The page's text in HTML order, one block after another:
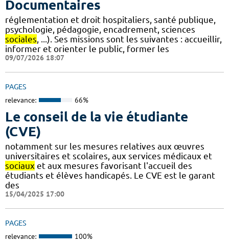
Documentaires
réglementation et droit hospitaliers, santé publique,
psychologie, pédagogie, encadrement, sciences
sociales , ...). Ses missions sont les suivantes : accueillir,
informer et orienter le public, former les
09/07/2026 18:07
PAGES
relevance: 66%
Le conseil de la vie étudiante
(CVE)
notamment sur les mesures relatives aux œuvres
universitaires et scolaires, aux services médicaux et
sociaux et aux mesures favorisant l'accueil des
étudiants et élèves handicapés. Le CVE est le garant
des
15/04/2025 17:00
PAGES
relevance: 100%